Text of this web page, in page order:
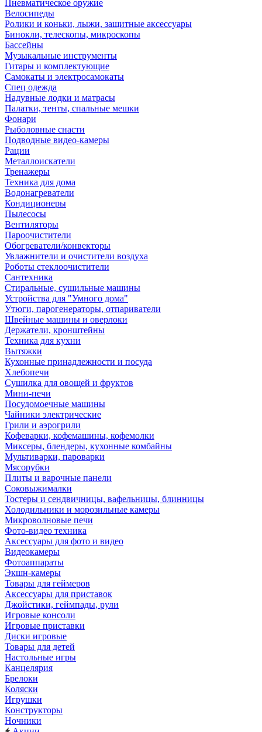
Пневматическое оружие
Велосипеды
Ролики и коньки, лыжи, защитные аксессуары
Бинокли, телескопы, микроскопы
Бассейны
Музыкальные инструменты
Гитары и комплектующие
Самокаты и электросамокаты
Спец одежда
Надувные лодки и матрасы
Палатки, тенты, спальные мешки
Фонари
Рыболовные снасти
Подводные видео-камеры
Рации
Металлоискатели
Тренажеры
Техника для дома
Водонагреватели
Кондиционеры
Пылесосы
Вентиляторы
Пароочистители
Обогреватели/конвекторы
Увлажнители и очистители воздуха
Роботы стеклоочистители
Сантехника
Стиральные, сушильные машины
Устройства для "Умного дома"
Утюги, парогенераторы, отпариватели
Швейные машины и оверлоки
Держатели, кронштейны
Техника для кухни
Вытяжки
Кухонные принадлежности и посуда
Хлебопечи
Сушилка для овощей и фруктов
Мини-печи
Посудомоечные машины
Чайники электрические
Грили и аэрогрили
Кофеварки, кофемашины, кофемолки
Миксеры, блендеры, кухонные комбайны
Мультиварки, пароварки
Мясорубки
Плиты и варочные панели
Соковыжималки
Тостеры и сендвичницы, вафельницы, блинницы
Холодильники и морозильные камеры
Микроволновые печи
Фото-видео техника
Аксессуары для фото и видео
Видеокамеры
Фотоаппараты
Экшн-камеры
Товары для геймеров
Аксессуары для приставок
Джойстики, геймпады, рули
Игровые консоли
Игровые приставки
Диски игровые
Товары для детей
Настольные игры
Канцелярия
Брелоки
Коляски
Игрушки
Конструкторы
Ночники